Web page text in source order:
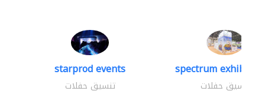
starprod events
تنسيق حفلات
spectrum
تنسيق حفلات